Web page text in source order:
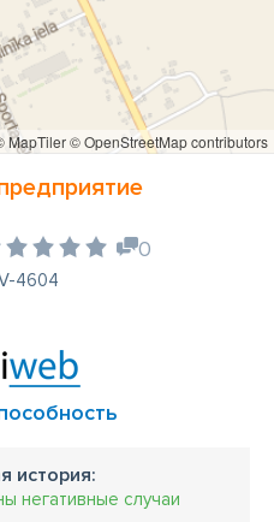
MapTiler© OpenStreetMap contributors
0
4604
история:
негативные случаи